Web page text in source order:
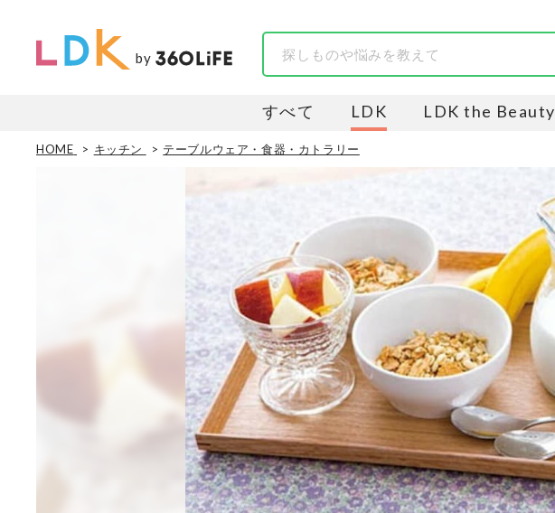
by
すべて LDK LDK the Beauty
HOME キッチン テーブルウェア・食器・カトラリー